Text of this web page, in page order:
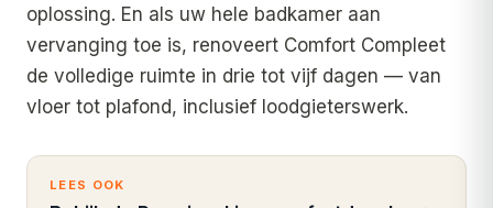
oplossing. En als uw hele badkamer aan
vervanging toe is, renoveert Comfort Compleet
de volledige ruimte in drie tot vijf dagen — van
vloer tot plafond, inclusief loodgieterswerk.
LEES OOK